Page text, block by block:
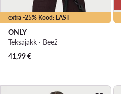
extra -25% Kood: LAST
ONLY
Teksajakk · Beež
41,99€